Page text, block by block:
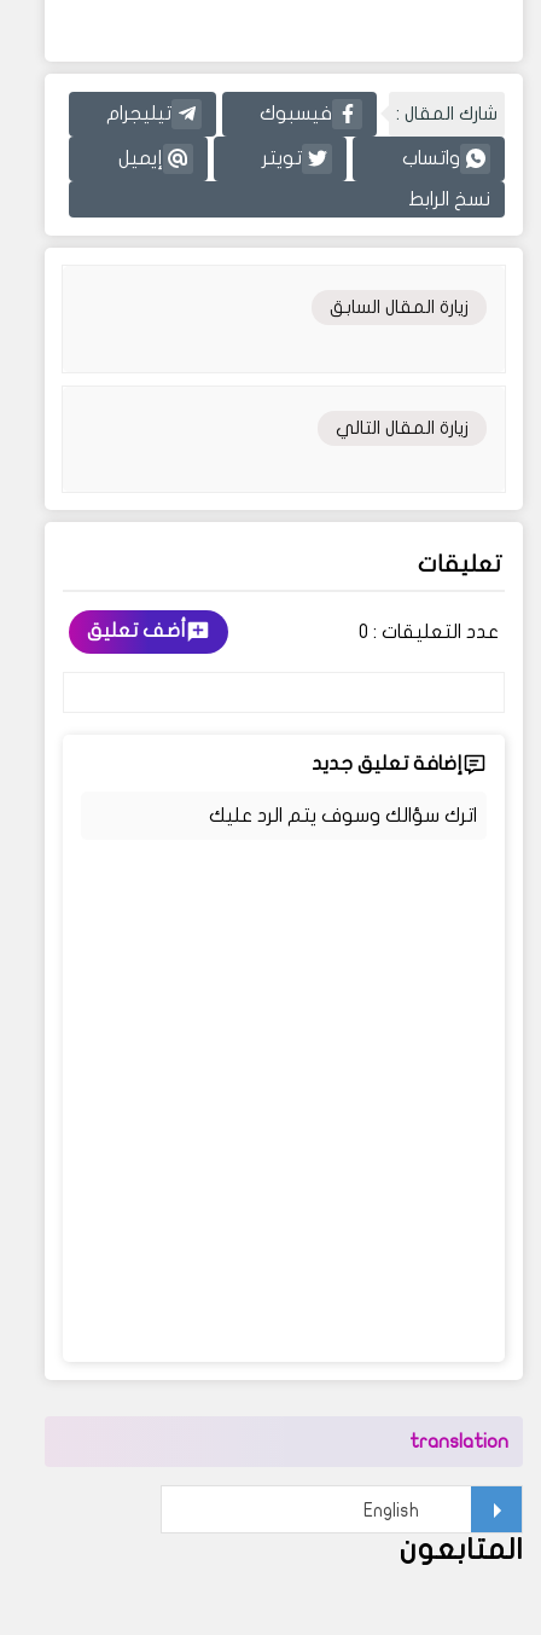
شارك المقال : فيسبوك تيليجرام
واتساب تويتر إيميل
نسخ الرابط
زيارة المقال السابق
زيارة المقال التالي
تعليقات
عدد التعليقات : 0 أضف تعليق
إضافة تعليق جديد
اترك سؤالك وسوف يتم الرد عليك
translation
المتابعون